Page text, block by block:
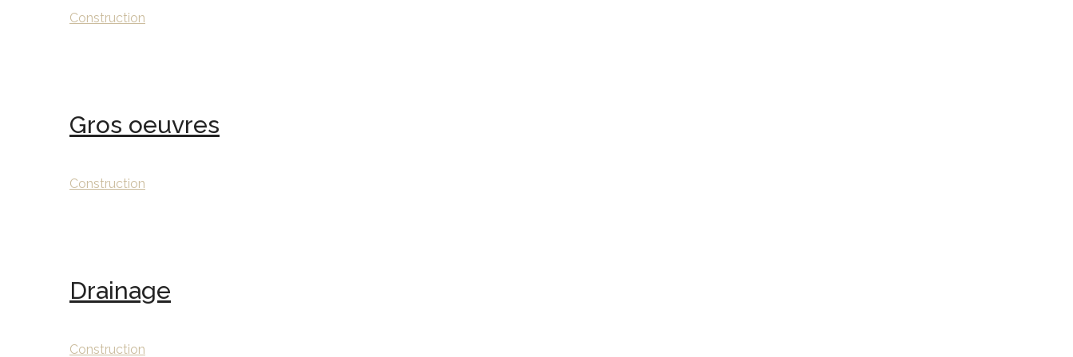
Construction
Gros oeuvres
Construction
Drainage
Construction